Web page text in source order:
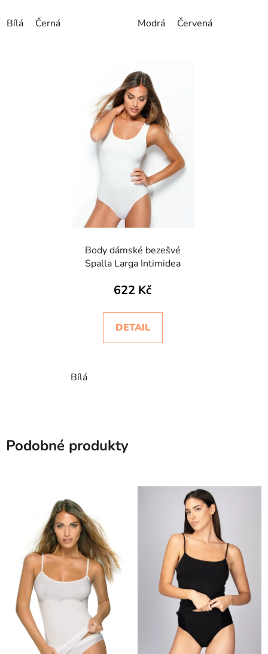
Bílá Černá Modrá Červená
Body dámské bezešvé
Spalla Larga Intimidea
622 Kč
DETAIL
Bílá
Podobné produkty